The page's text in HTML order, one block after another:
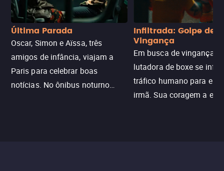
Última Parada
Oscar, Simon e Aïssa, três
amigos de infância, viajam a
Paris para celebrar boas
notícias. No ônibus noturno
Infiltrada: Golpe de
Vingança
Em busca de vingança,
lutadora de boxe se
tráfico humano para
irmã. Sua coragem a